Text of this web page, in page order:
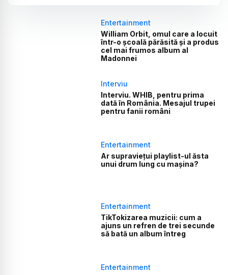
Entertainment
William Orbit, omul care a locuit
într-o școală părăsită și a produs
cel mai frumos album al
Madonnei
Interviu
Interviu. WHIB, pentru prima
dată în România. Mesajul trupei
pentru fanii români
Entertainment
Ar supraviețui playlist-ul ăsta
unui drum lung cu mașina?
Entertainment
TikTokizarea muzicii: cum a
ajuns un refren de trei secunde
să bată un album întreg
Entertainment